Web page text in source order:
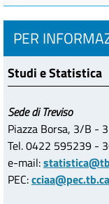
PER
Studi e Statistica
Sede di Treviso
Piazza Borsa, 3/B -
Tel. 0422 595239 -
e-mail:
PEC: